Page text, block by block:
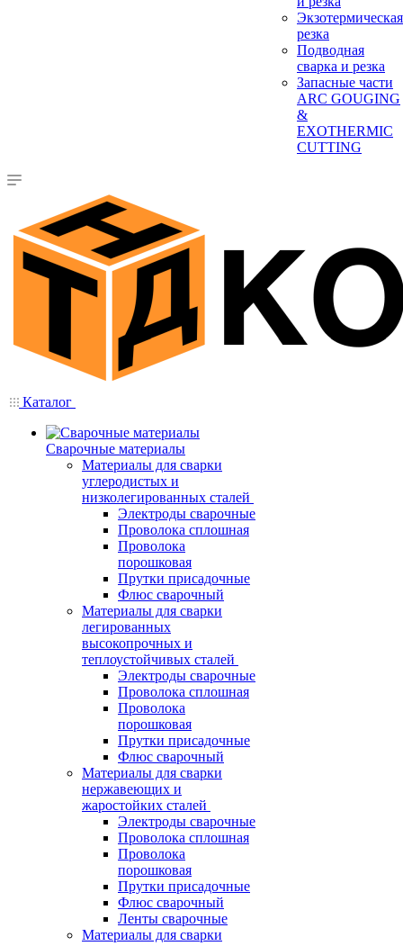
Экзотермическая
резка
Подводная
сварка и резка
Запасные части
ARC GOUGING
&
EXOTHERMIC
CUTTING
Каталог
Сварочные материалы
Материалы для сварки
углеродистых и
низколегированных сталей
Электроды сварочные
Проволока сплошная
Проволока
порошковая
Прутки присадочные
Флюс сварочный
Материалы для сварки
легированных
высокопрочных и
теплоустойчивых сталей
Электроды сварочные
Проволока сплошная
Проволока
порошковая
Прутки присадочные
Флюс сварочный
Материалы для сварки
нержавеющих и
жаростойких сталей
Электроды сварочные
Проволока сплошная
Проволока
порошковая
Прутки присадочные
Флюс сварочный
Ленты сварочные
Материалы для сварки